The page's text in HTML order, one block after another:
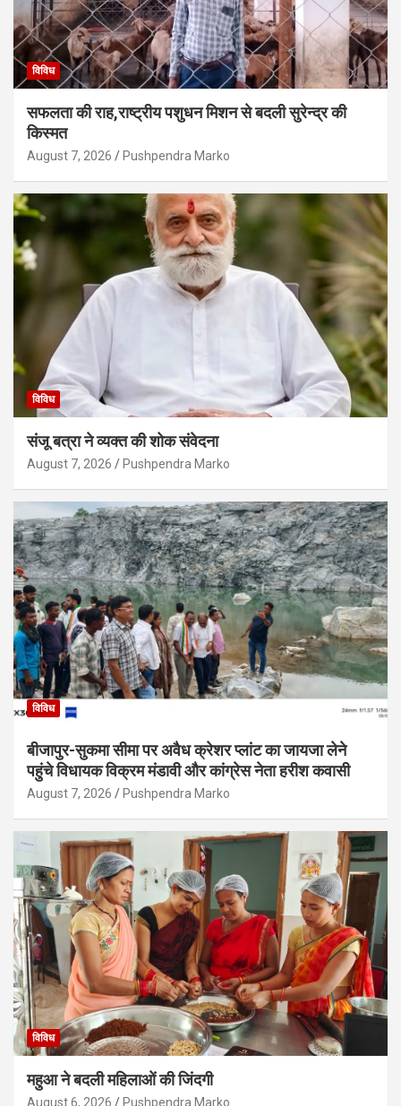
विविध
सफलता की राह,राष्ट्रीय पशुधन मिशन से बदली सुरेन्द्र की
किस्मत
August 7, 2026 Pushpendra Marko
विविध
संजू बत्रा ने व्यक्त की शोक संवेदना
August 7, 2026 Pushpendra Marko
विविध
बीजापुर-सुकमा सीमा पर अवैध क्रेशर प्लांट का जायजा लेने
पहुंचे विधायक विक्रम मंडावी और कांग्रेस नेता हरीश कवासी
August 7, 2026 Pushpendra Marko
विविध
महुआ ने बदली महिलाओं की जिंदगी
August 6, 2026 Pushpendra Marko